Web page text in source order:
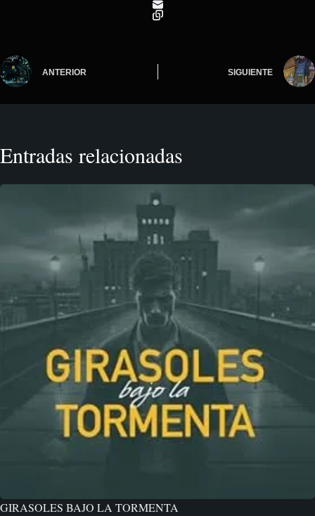
ANTERIOR SIGUIENTE
Entradas relacionadas
GIRASOLES BAJO LA TORMENTA